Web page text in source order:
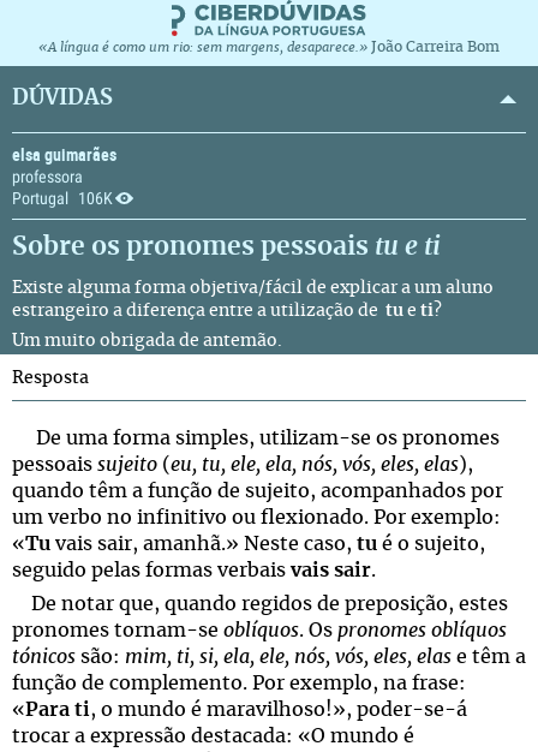
«A língua é como um rio: sem margens, desaparece.» João Carreira Bom
DÚVIDAS
elsa guimarães
professora
Portugal
106K
Sobre os pronomes pessoais tu e ti
Existe alguma forma objetiva/fácil de explicar a um aluno
estrangeiro a diferença entre a utilização de tu e ti?
Um muito obrigada de antemão.
Resposta
De uma forma simples, utilizam-se os pronomes
pessoais sujeito (eu, tu, ele, ela, nós, vós, eles, elas),
quando têm a função de sujeito, acompanhados por
um verbo no infinitivo ou flexionado. Por exemplo:
«Tu vais sair, amanhã.» Neste caso, tu é o sujeito,
seguido pelas formas verbais vais sair.
De notar que, quando regidos de preposição, estes
pronomes tornam-se oblíquos. Os pronomes oblíquos
tónicos são: mim, ti, si, ela, ele, nós, vós, eles, elas e têm a
função de complemento. Por exemplo, na frase:
«Para ti, o mundo é maravilhoso!», poder-se-á
trocar a expressão destacada: «O mundo é